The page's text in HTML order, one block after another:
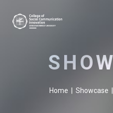
Home Showcase